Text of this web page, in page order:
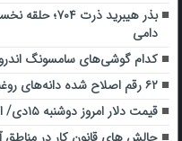
دامی
کدام گوشی‌های سامسونگ اندروید ۱۵ را دریافت
۶۲ رقم اصلاح شده دانه‌های روغنی معرفی شد
قیمت دلار امروز دوشنبه ۱۵دی/ افزایش دوباره قیمت + جدول